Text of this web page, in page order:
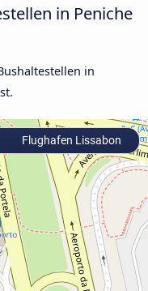
in Peniche
in
Flughafen Lissabon